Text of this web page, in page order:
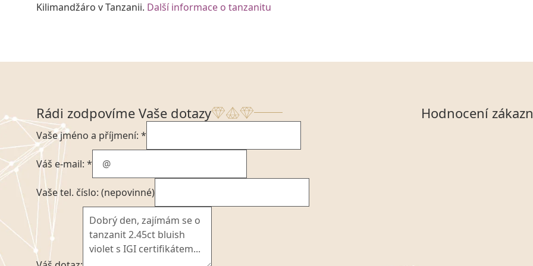
Kilimandžáro v Tanzanii. Další informace o tanzanitu
Rádi zodpovíme Vaše dotazy
Vaše jméno a příjmení: *
Váš e-mail: *
Vaše tel. číslo: (nepovinné)
Hodnocení